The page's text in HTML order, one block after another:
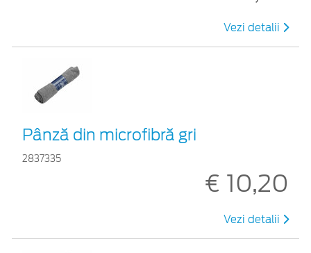
Vezi detalii
Pânză din microfibră gri
2837335
€ 10,20
Vezi detalii